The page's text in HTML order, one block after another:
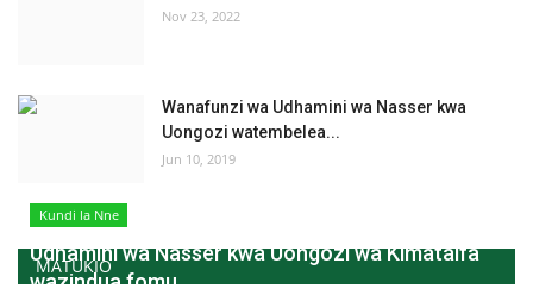
Nov 23, 2022
Wanafunzi wa Udhamini wa Nasser kwa
Uongozi watembelea...
Jun 10, 2019
MATUKIO
Kundi la Nne
Udhamini wa Nasser kwa Uongozi wa Kimataifa
wazindua fomu...